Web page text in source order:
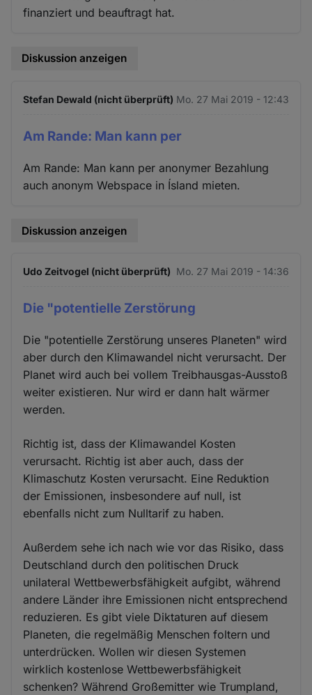
finanziert und beauftragt hat.
Diskussion anzeigen
Stefan Dewald (nicht überprüft) Mo. 27 Mai 2019 - 12:43
Am Rande: Man kann per
Am Rande: Man kann per anonymer Bezahlung
auch anonym Webspace in Ísland mieten.
Diskussion anzeigen
Udo Zeitvogel (nicht überprüft) Mo. 27 Mai 2019 - 14:36
Die "potentielle Zerstörung
Die "potentielle Zerstörung unseres Planeten" wird
aber durch den Klimawandel nicht verursacht. Der
Planet wird auch bei vollem Treibhausgas-Ausstoß
weiter existieren. Nur wird er dann halt wärmer
werden.
Richtig ist, dass der Klimawandel Kosten
verursacht. Richtig ist aber auch, dass der
Klimaschutz Kosten verursacht. Eine Reduktion
der Emissionen, insbesondere auf null, ist
ebenfalls nicht zum Nulltarif zu haben.
Außerdem sehe ich nach wie vor das Risiko, dass
Deutschland durch den politischen Druck
unilateral Wettbewerbsfähigkeit aufgibt, während
andere Länder ihre Emissionen nicht entsprechend
reduzieren. Es gibt viele Diktaturen auf diesem
Planeten, die regelmäßig Menschen foltern und
unterdrücken. Wollen wir diesen Systemen
wirklich kostenlose Wettbewerbsfähigkeit
schenken? Während Großemitter wie Trumpland,